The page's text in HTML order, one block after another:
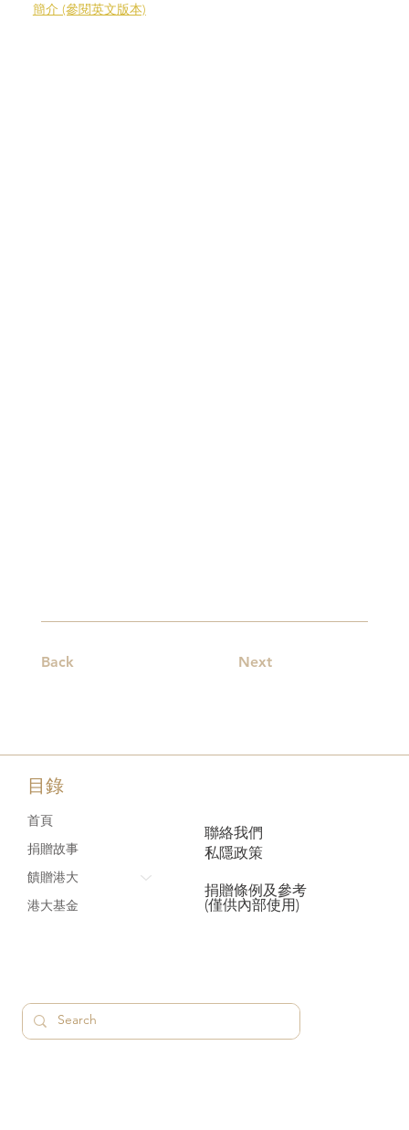
簡介 (參閱英文版本)
Back Next
目錄
首頁
捐贈故事
饋贈港大
港大基金
聯絡我們
私隱政策
捐贈條例及參考
(僅供內部使用)